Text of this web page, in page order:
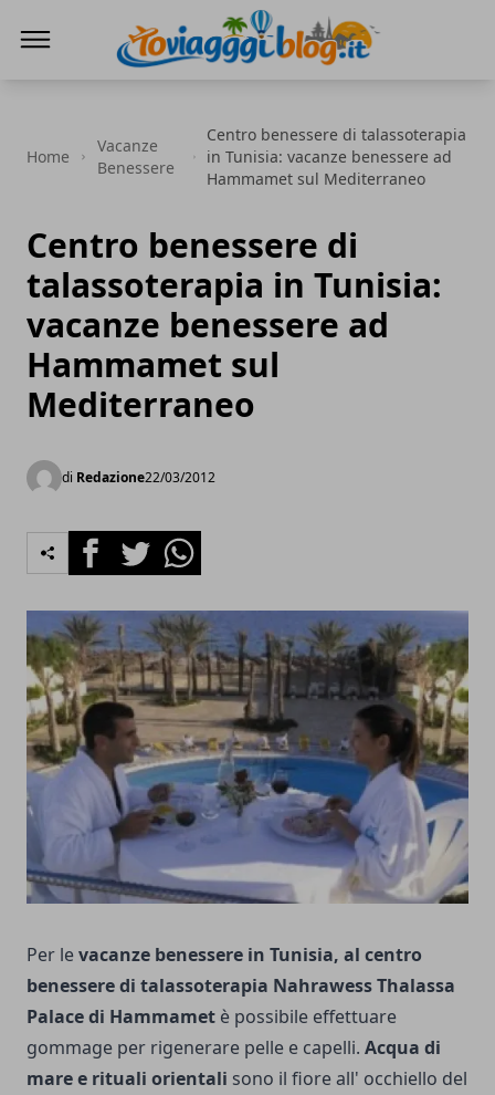
Home
Vacanze
Benessere
Centro benessere di talassoterapia
in Tunisia: vacanze benessere ad
Hammamet sul Mediterraneo
Centro benessere di
talassoterapia in Tunisia:
vacanze benessere ad
Hammamet sul
Mediterraneo
di Redazione22/03/2012
FacebookTwitterWhatsapp
Per levacanze benessere in Tunisia, al centro
benessere di talassoterapia Nahrawess Thalassa
Palace di Hammamet è possibile effettuare
gommage per rigenerare pelle e capelli. Acqua di
mare e rituali orientali sono il fiore all' occhiello del